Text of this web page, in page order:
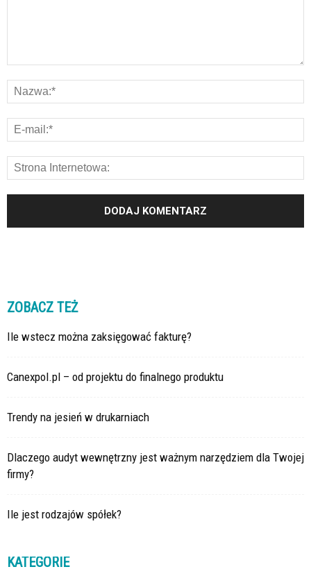
ZOBACZ TEŻ
Ile wstecz można zaksięgować fakturę?
Canexpol.pl – od projektu do finalnego produktu
Trendy na jesień w drukarniach
Dlaczego audyt wewnętrzny jest ważnym narzędziem dla Twojej
firmy?
Ile jest rodzajów spółek?
KATEGORIE